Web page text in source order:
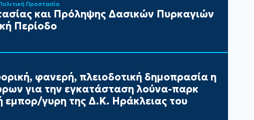
Προστασία
και Πρόληψης Δασικών Πυρκαγιών
Περίοδο
φανερή, πλειοδοτική δημοπρασία η
για την εγκατάσταση λούνα-παρκ
εμπορ/γυρη της Δ.Κ. Ηράκλειας του